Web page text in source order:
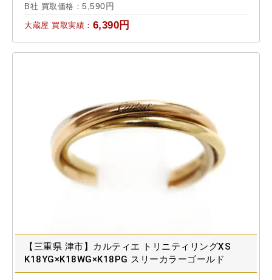
B社 買取価格： 5,590円
大蔵屋 買取実績： 6,390円
【三重県 津市】カルティエ トリニティリングXS
K18YG×K18WG×K18PG スリーカラーゴールド
B40889 買取実績 2022.04